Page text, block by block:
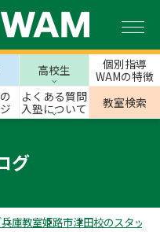
高校生
個別指導
WAMの特徴
よくある質問
入塾について
教室検索
グ
兵庫教室姫路市津田校のスタッフ